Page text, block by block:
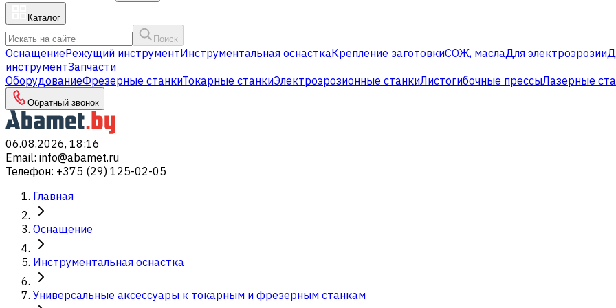
Каталог
Поиск
ОснащениеРежущий инструментИнструментальная оснасткаКрепление заготовкиСОЖ, маслаДля электроэрозии
инструментЗапчасти
ОборудованиеФрезерные станкиТокарные станкиЭлектроэрозионные станкиЛистогибочные прессыЛазерные
Обратный звонок
06.08.2026, 18:16
Email: info@abamet.ru
Телефон: +375 (29) 125-02-05
Главная
Оснащение
Инструментальная оснастка
Универсальные аксессуары к токарным и фрезерным станкам